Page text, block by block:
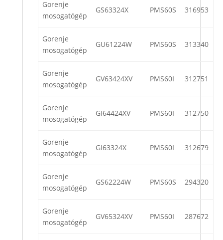
Gorenje
mosogatógép
GS63324X PMS60S 316953
Gorenje
mosogatógép
GU61224W PMS60S 313340
Gorenje
mosogatógép
GV63424XV PMS60I 312751
Gorenje
mosogatógép
GI64424XV PMS60I 312750
Gorenje
mosogatógép
GI63324X PMS60I 312679
Gorenje
mosogatógép
GS62224W PMS60S 294320
Gorenje
mosogatógép
GV65324XV PMS60I 287672